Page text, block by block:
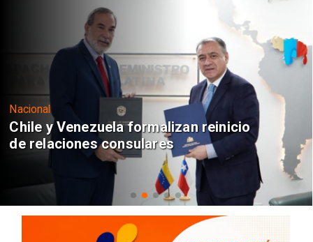
Nacional
Chile y Venezuela formalizan reinicio
de relaciones consulares